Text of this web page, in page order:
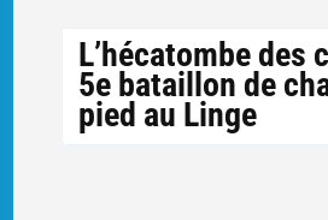
L’hécatombe des
5e bataillon de
pied au Linge